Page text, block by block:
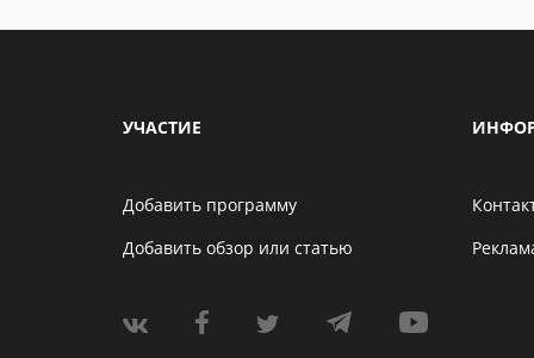
УЧАСТИЕ
Добавить программу
Добавить обзор или статью